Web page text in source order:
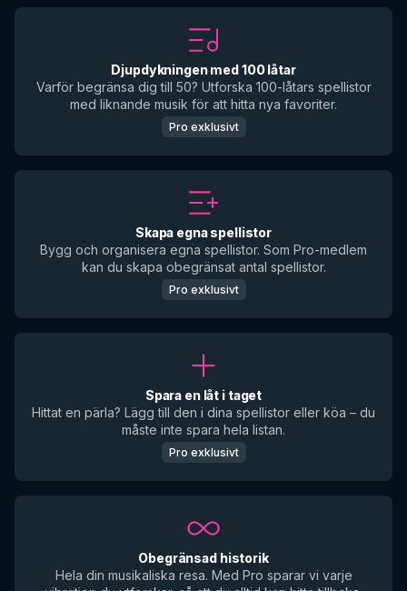
Djupdykningen med 100 låtar
Varför begränsa dig till 50? Utforska 100-låtars spellistor
med liknande musik för att hitta nya favoriter.
Pro exklusivt
Skapa egna spellistor
Bygg och organisera egna spellistor. Som Pro-medlem
kan du skapa obegränsat antal spellistor.
Pro exklusivt
Spara en låt i taget
Hittat en pärla? Lägg till den i dina spellistor eller köa – du
måste inte spara hela listan.
Pro exklusivt
Obegränsad historik
Hela din musikaliska resa. Med Pro sparar vi varje